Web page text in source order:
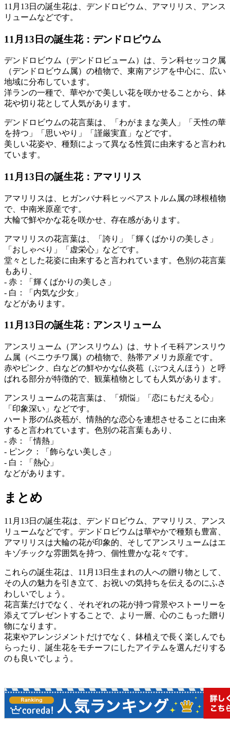
11月13日の誕生花は、デンドロビウム、アマリリス、アンス
リュームなどです。
11月13日の誕生花：デンドロビウム
デンドロビウム（デンドロビューム）は、ラン科セッコク属
（デンドロビウム属）の植物で、東南アジアを中心に、広い
地域に分布しています。
洋ランの一種で、華やかで美しい花を咲かせることから、鉢
花や切り花として人気があります。
デンドロビウムの花言葉は、「わがままな美人」「天性の華
を持つ」「思いやり」「謹厳実直」などです。
美しい花姿や、種類によって異なる性質に由来すると言われ
ています。
11月13日の誕生花：アマリリス
アマリリスは、ヒガンバナ科ヒッペアストルム属の球根植物
で、中南米原産です。
大輪で鮮やかな花を咲かせ、存在感があります。
アマリリスの花言葉は、「誇り」「輝くばかりの美しさ」
「おしゃべり」「虚栄心」などです。
堂々とした花姿に由来すると言われています。色別の花言葉
もあり、
- 赤：「輝くばかりの美しさ」
- 白：「内気な少女」
などがあります。
11月13日の誕生花：アンスリューム
アンスリューム（アンスリウム）は、サトイモ科アンスリウ
ム属（ベニウチワ属）の植物で、熱帯アメリカ原産です。
赤やピンク、白などの鮮やかな仏炎苞（ぶつえんほう）と呼
ばれる部分が特徴的で、観葉植物としても人気があります。
アンスリュームの花言葉は、「煩悩」「恋にもだえる心」
「印象深い」などです。
ハート形の仏炎苞が、情熱的な恋心を連想させることに由来
すると言われています。色別の花言葉もあり、
- 赤：「情熱」
- ピンク：「飾らない美しさ」
- 白：「熱心」
などがあります。
まとめ
11月13日の誕生花は、デンドロビウム、アマリリス、アンス
リュームなどです。デンドロビウムは華やかで種類も豊富、
アマリリスは大輪の花が印象的、そしてアンスリュームはエ
キゾチックな雰囲気を持つ、個性豊かな花々です。
これらの誕生花は、11月13日生まれの人への贈り物として、
その人の魅力を引き立て、お祝いの気持ちを伝えるのにふさ
わしいでしょう。
花言葉だけでなく、それぞれの花が持つ背景やストーリーを
添えてプレゼントすることで、より一層、心のこもった贈り
物になります。
花束やアレンジメントだけでなく、鉢植えで長く楽しんでも
らったり、誕生花をモチーフにしたアイテムを選んだりする
のも良いでしょう。